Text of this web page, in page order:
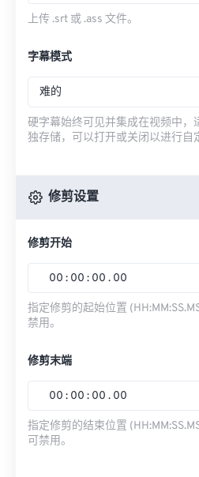
上传 .srt 或 .ass 文件。
字幕模式
难的
硬字幕始终可见并集成在视频中，
独存储，可以打开或关闭以进行自
修剪设置
修剪开始
00 : 00 : 00 . 00
指定修剪的起始位置
禁用。
修剪末端
00 : 00 : 00 . 00
指定修剪的结束位置
可禁用。